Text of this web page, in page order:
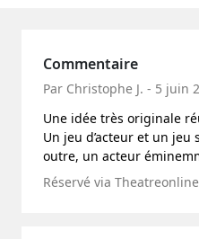
Commentaire
Par Christophe J. - 5 juin
Une idée très originale
Un jeu d’acteur et un jeu
outre, un acteur
Réservé via Theatreonline